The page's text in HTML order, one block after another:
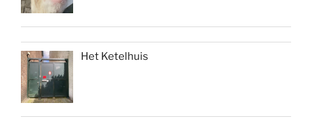
Het Ketelhuis